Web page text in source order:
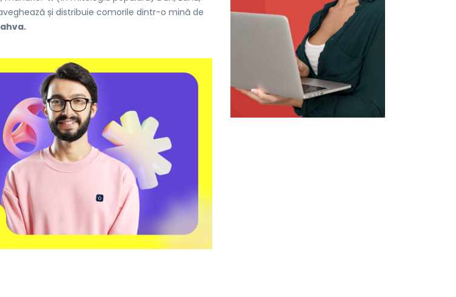
și distribuie comorile dintr-o mină de